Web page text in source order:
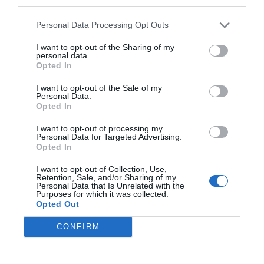
Personal Data Processing Opt Outs
I want to opt-out of the Sharing of my
personal data.
Opted In
I want to opt-out of the Sale of my
Personal Data.
Opted In
I want to opt-out of processing my
Personal Data for Targeted Advertising.
Opted In
I want to opt-out of Collection, Use,
Retention, Sale, and/or Sharing of my
Personal Data that Is Unrelated with the
Purposes for which it was collected.
Opted Out
CONFIRM
La mujer opuso fuerte resistencia y sus gritos